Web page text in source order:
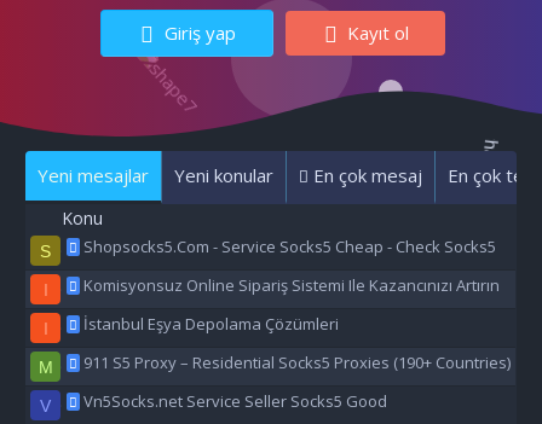
Giriş yap Kayıt ol
Yeni mesajlar Yeni konular En çok mesaj En çok
Konu
S Shopsocks5.Com - Service Socks5 Cheap - Check Socks5
I Komisyonsuz Online Sipariş Sistemi Ile Kazancınızı Artırın
I İstanbul Eşya Depolama Çözümleri
M 911 S5 Proxy – Residential Socks5 Proxies (190+ Countries)
V Vn5Socks.net Service Seller Socks5 Good